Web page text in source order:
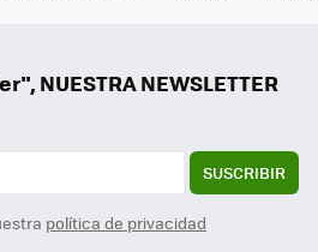
NUESTRA NEWSLETTER
SUSCRIBIR
política de privacidad